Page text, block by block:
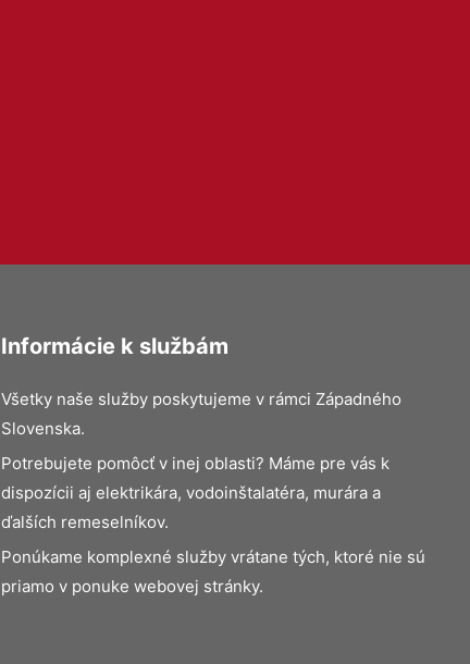
Informácie k službám
Všetky naše služby poskytujeme v rámci Západného
Slovenska.
Potrebujete pomôcť v inej oblasti? Máme pre vás k
dispozícii aj elektrikára, vodoinštalatéra, murára a
ďalších remeselníkov.
Ponúkame komplexné služby vrátane tých, ktoré nie sú
priamo v ponuke webovej stránky.